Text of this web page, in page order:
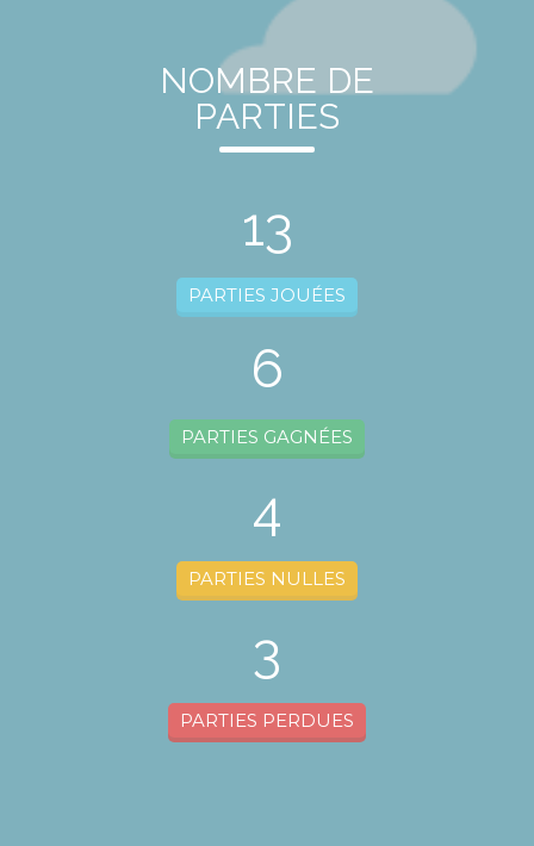
NOMBRE DE
PARTIES
13
PARTIES JOUÉES
6
PARTIES GAGNÉES
4
PARTIES NULLES
3
PARTIES PERDUES